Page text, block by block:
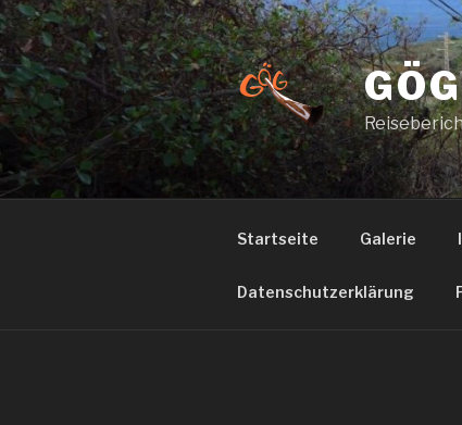
Zum
Inhalt
springen
Startseite Galerie
Datenschutzerklärung